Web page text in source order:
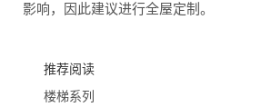
影响，因此建议进行全屋定制。
推荐阅读
楼梯系列